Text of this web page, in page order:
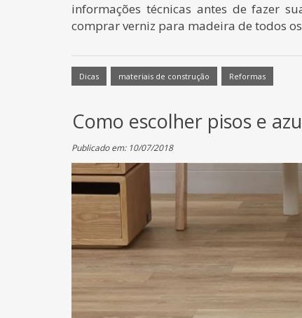
informações técnicas antes de fazer
comprar verniz para madeira de todos
Dicas materiais de construção Reformas
Como escolher pisos e
Publicado em: 10/07/2018